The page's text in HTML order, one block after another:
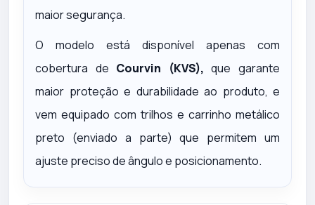
maior segurança.
O modelo está disponível apenas com
cobertura de Courvin (KVS), que garante
maior proteção e durabilidade ao produto, e
vem equipado com trilhos e carrinho metálico
preto (enviado a parte) que permitem um
ajuste preciso de ângulo e posicionamento.